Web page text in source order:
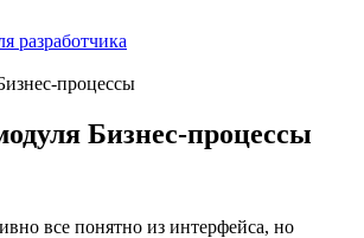
разработчика
процессы
Бизнес-процессы
все понятно из интерфейса, но